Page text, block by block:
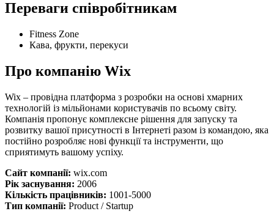
Переваги співробітникам
Fitness Zone
Кава, фрукти, перекуси
Про компанію Wix
Wix – провідна платформа з розробки на основі хмарних
технологій із мільйонами користувачів по всьому світу.
Компанія пропонує комплексне рішення для запуску та
розвитку вашої присутності в Інтернеті разом із командою, яка
постійно розробляє нові функції та інструменти, що
сприятимуть вашому успіху.
Сайт компанії: wix.com
Рік заснування: 2006
Кількість працівників: 1001-5000
Тип компанії: Product / Startup